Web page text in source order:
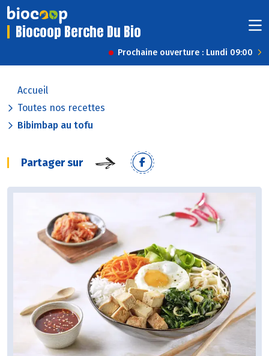
Biocoop Berche Du Bio
Prochaine ouverture : Lundi 09:00
Accueil
Toutes nos recettes
Bibimbap au tofu
Partager sur